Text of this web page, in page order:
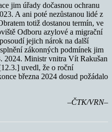
jim úřady dočasnou ochranu
A ani poté nezůstanou lidé z
totiž dostanou termín, ve
Odboru azylové a migrační
jejich nárok na další
zákonných podmínek jim
2024. Ministr vnitra Vít Rakušan
uvedl, že o roční
března 2024 dosud požádalo
–ČTK/VRN–